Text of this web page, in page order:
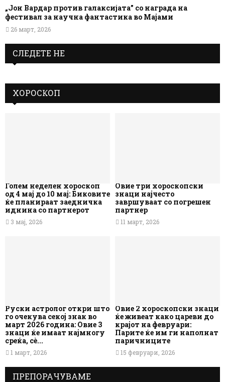
„Јон Вардар против галаксијата” со награда на
фестивал за научна фантастика во Мајами
26 март, 2026
СЛЕДЕТЕ НЕ
ХОРОСКОП
Голем неделен хороскоп
од 4 мај до 10 мај: Биковите
ќе планираат заедничка
иднина со партнерот
3 мај, 2026
Овие три хороскопски
знаци најчесто
завршуваат со погрешен
партнер
11 март, 2026
Руски астролог откри што
го очекува секој знак во
март 2026 година: Овие 3
знаци ќе имаат најмногу
среќа, сè...
1 март, 2026
Овие 2 хороскопски знаци
ќе живеат како цареви до
крајот на февруари:
Парите ќе им ги наполнат
паричниците
15 февруари, 2026
ПРЕПОРАЧУВАМЕ